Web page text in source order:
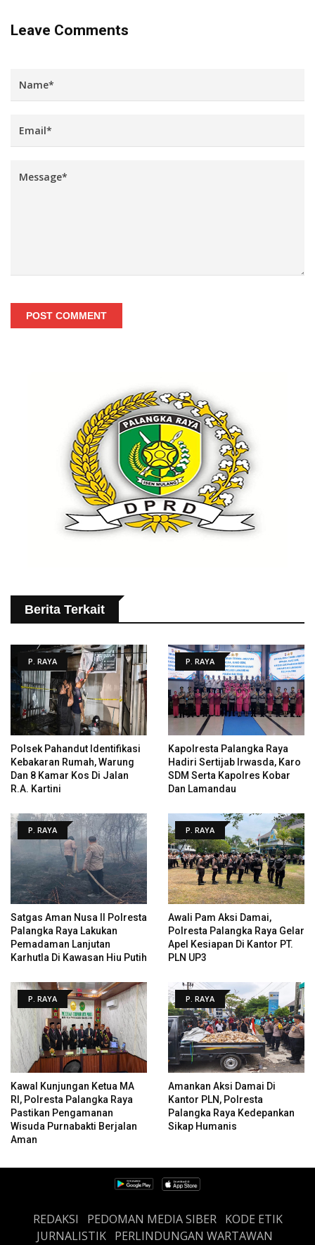
Leave Comments
POST COMMENT
Berita Terkait
P. RAYA
Polsek Pahandut Identifikasi
Kebakaran Rumah, Warung
Dan 8 Kamar Kos Di Jalan
R.A. Kartini
P. RAYA
Kapolresta Palangka Raya
Hadiri Sertijab Irwasda, Karo
SDM Serta Kapolres Kobar
Dan Lamandau
P. RAYA
Satgas Aman Nusa II Polresta
Palangka Raya Lakukan
Pemadaman Lanjutan
Karhutla Di Kawasan Hiu Putih
P. RAYA
Awali Pam Aksi Damai,
Polresta Palangka Raya Gelar
Apel Kesiapan Di Kantor PT.
PLN UP3
P. RAYA
Kawal Kunjungan Ketua MA
RI, Polresta Palangka Raya
Pastikan Pengamanan
Wisuda Purnabakti Berjalan
Aman
P. RAYA
Amankan Aksi Damai Di
Kantor PLN, Polresta
Palangka Raya Kedepankan
Sikap Humanis
REDAKSI PEDOMAN MEDIA SIBER
KODE ETIK
JURNALISTIK PERLINDUNGAN WARTAWAN